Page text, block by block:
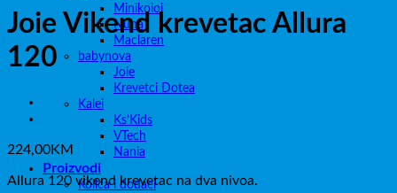
Minikoioi
Nuna
Maclaren
babynova
Joie
Krevetci Dotea
Kalei
Ks’Kids
VTech
Nania
Proizvodi
Kolica i dodaci
Joie Vikend krevetac Allura
120
224,00KM
Allura 120 vikend krevetac na dva nivoa.